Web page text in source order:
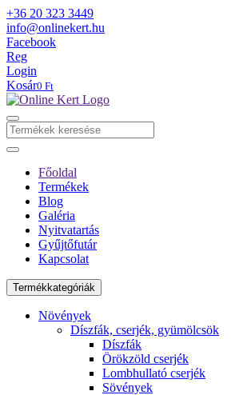
+36 20 323 3449
info@onlinekert.hu
Facebook
Reg
Login
Kosár0 Ft
Főoldal
Termékek
Blog
Galéria
Nyitvatartás
Gyűjtőfutár
Kapcsolat
Termékkategóriák
Növények
Díszfák, cserjék, gyümölcsök
Díszfák
Örökzöld cserjék
Lombhullató cserjék
Sövények